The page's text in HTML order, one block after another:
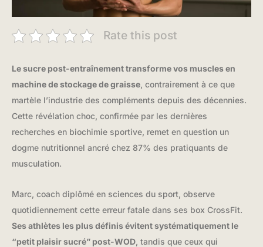
Rate this post
Le sucre post-entraînement transforme vos muscles en
machine de stockage de graisse , contrairement à ce que
martèle l’industrie des compléments depuis des décennies.
Cette révélation choc, confirmée par les dernières
recherches en biochimie sportive, remet en question un
dogme nutritionnel ancré chez 87% des pratiquants de
musculation.
Marc, coach diplômé en sciences du sport, observe
quotidiennement cette erreur fatale dans ses box CrossFit.
Ses athlètes les plus définis évitent systématiquement le
“petit plaisir sucré” post-WOD , tandis que ceux qui